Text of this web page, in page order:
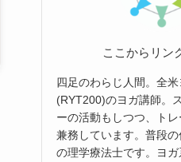
ここからリン
四足のわらじ人間。全
(RYT200)のヨガ講師。
ーの活動もしつつ、ト
兼務しています。普段
の理学療法士です。ヨ